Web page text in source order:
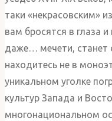
таки «некрасовским»
вам бросятся в глаза и
даже… мечети, станет
находитесь не в
уникальном уголке
культур Запада и
многонациональном